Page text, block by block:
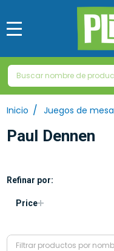
Buscar
Inicio / Juegos de mesa
Paul Dennen
Filtrar
Refinar por:
Price